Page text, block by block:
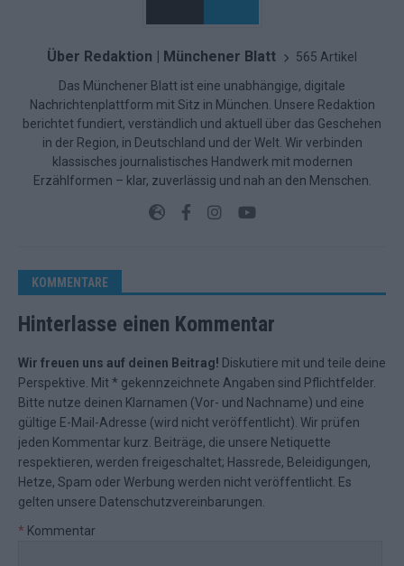
Über Redaktion | Münchener Blatt 565 Artikel
Das Münchener Blatt ist eine unabhängige, digitale
Nachrichtenplattform mit Sitz in München. Unsere Redaktion
berichtet fundiert, verständlich und aktuell über das Geschehen
in der Region, in Deutschland und der Welt. Wir verbinden
klassisches journalistisches Handwerk mit modernen
Erzählformen – klar, zuverlässig und nah an den Menschen.
KOMMENTARE
Hinterlasse einen Kommentar
Wir freuen uns auf deinen Beitrag! Diskutiere mit und teile deine
Perspektive. Mit * gekennzeichnete Angaben sind Pflichtfelder.
Bitte nutze deinen Klarnamen (Vor- und Nachname) und eine
gültige E-Mail-Adresse (wird nicht veröffentlicht). Wir prüfen
jeden Kommentar kurz. Beiträge, die unsere Netiquette
respektieren, werden freigeschaltet; Hassrede, Beleidigungen,
Hetze, Spam oder Werbung werden nicht veröffentlicht. Es
gelten unsere Datenschutzvereinbarungen
* Kommentar